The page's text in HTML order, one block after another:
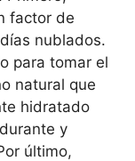
factor de
nublados.
para tomar el
natural que
hidratado
y
último,